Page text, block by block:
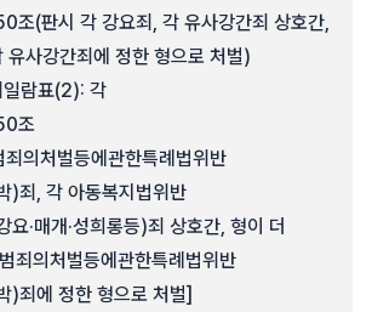
조(판시 각 강요죄, 각 유사강간죄 상호간,
유사강간죄에 정한 형으로 처벌)
람표(2): 각
조
의처벌등에관한특례법위반
)죄, 각 아동복지법위반
요·매개·성희롱등)죄 상호간, 형이 더
죄의처벌등에관한특례법위반
)죄에 정한 형으로 처벌]